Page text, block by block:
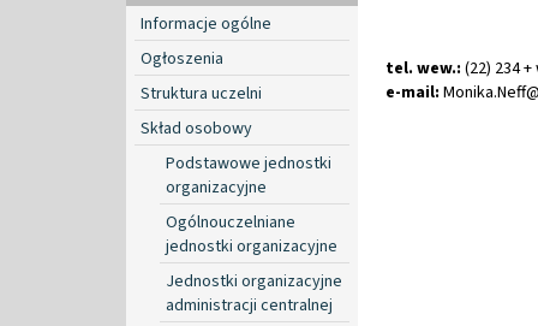
Informacje ogólne
Ogłoszenia
Struktura uczelni
Skład osobowy
Podstawowe jednostki
organizacyjne
Ogólnouczelniane
jednostki organizacyjne
Jednostki organizacyjne
administracji centralnej
tel. wew.: (22) 234
e-mail: Monika.